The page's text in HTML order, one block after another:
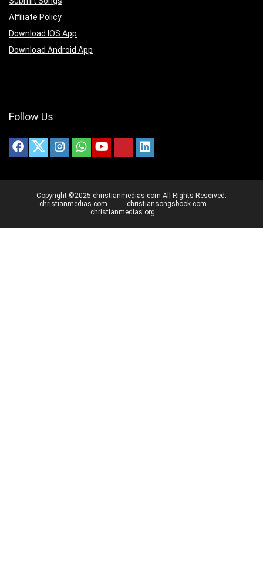
Affiliate Policy
Download IOS App
Download Android App
Follow Us
Copyright ©2025 christianmedias.com All Rights Reserved.
christianmedias.com
christiansongsbook.com
christianmedias.org